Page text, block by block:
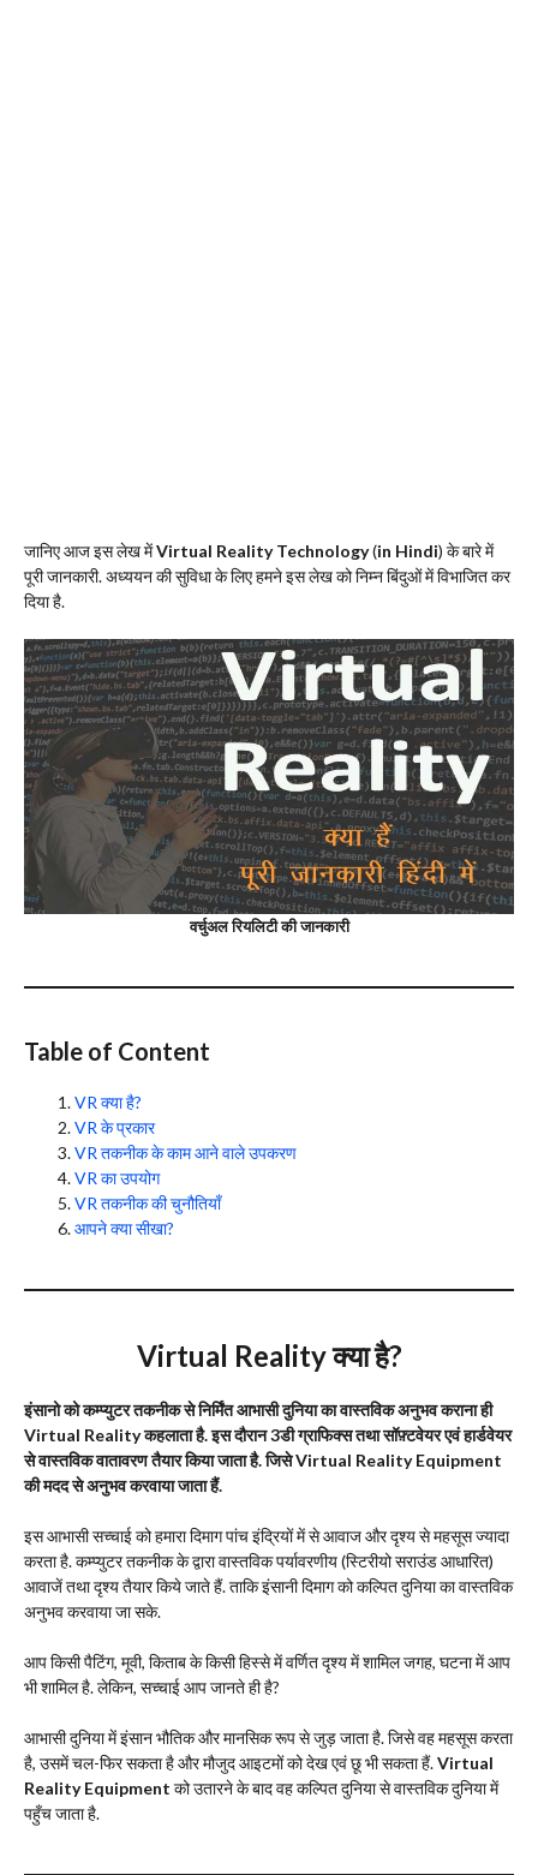
जानिए आज इस लेख मेंVirtual Reality Technology(in Hindi) के बारे में
पूरी जानकारी. अध्ययन की सुविधा के लिए हमने इस लेख को निम्न बिंदुओं में विभाजित कर
दिया है.
वर्चुअल रियलिटी की जानकारी
Table of Content
VR क्या है?
VR के प्रकार
VR तकनीक के काम आने वाले उपकरण
VR का उपयोग
VR तकनीक की चुनौतियाँ
आपने क्या सीखा?
Virtual Realityक्या है?
इंसानो को कम्प्युटर तकनीक से निर्मिंत आभासी दुनिया का वास्तविक अनुभव कराना ही
Virtual Reality कहलाता है. इस दौरान 3डी ग्राफिक्स तथा सॉफ़्टवेयर एवं हार्डवेयर
से वास्तविक वातावरण तैयार किया जाता है. जिसे Virtual Reality Equipment
की मदद से अनुभव करवाया जाता हैं.
इस आभासी सच्चाई को हमारा दिमाग पांच इंद्रियों में से आवाज और दृश्य से महसूस ज्यादा
करता है. कम्प्युटर तकनीक के द्वारा वास्तविक पर्यावरणीय (स्टिरीयो सराउंड आधारित)
आवाजें तथा दृश्य तैयार किये जाते हैं. ताकि इंसानी दिमाग को कल्पित दुनिया का वास्तविक
अनुभव करवाया जा सके.
आप किसी पैटिंग, मूवी, किताब के किसी हिस्से में वर्णित दृश्य में शामिल जगह, घटना में आप
भी शामिल है. लेकिन, सच्चाई आप जानते ही है?
आभासी दुनिया में इंसान भौतिक और मानसिक रूप से जुड़ जाता है. जिसे वह महसूस करता
है, उसमें चल-फिर सकता है और मौजुद आइटमों को देख एवं छू भी सकता हैं.Virtual
Reality Equipment को उतारने के बाद वह कल्पित दुनिया से वास्तविक दुनिया में
पहुँच जाता है.